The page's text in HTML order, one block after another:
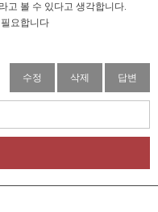
고 볼 수 있다고 생각합니다.
요합니다
수정 삭제 답변